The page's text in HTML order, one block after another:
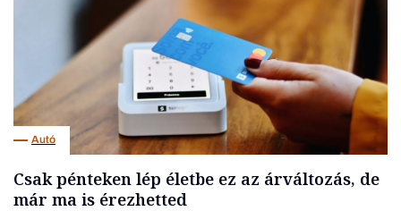
Autó
Csak pénteken lép életbe ez az árváltozás, de
már ma is érezhetted